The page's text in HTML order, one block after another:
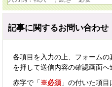
記事に関するお問い合わせ
各項目を入力の上、フォーム
を押して送信内容の確認画面へ
赤字で「 ※必須 」の付いた項目